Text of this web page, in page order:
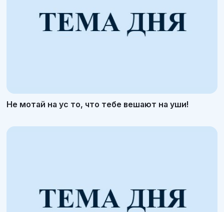
Не мотай на ус то, что тебе вешают на уши!